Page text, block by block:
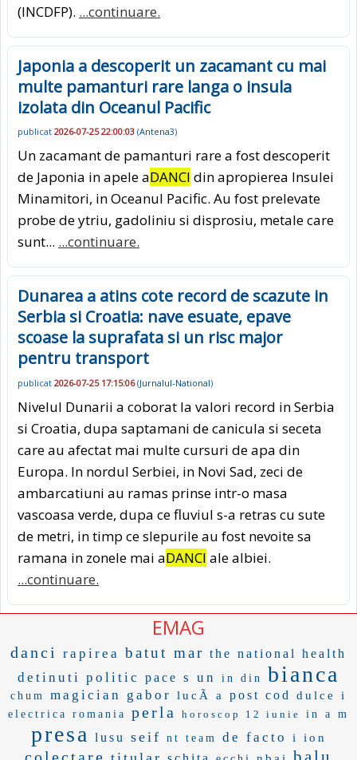
(INCDFP). ...continuare.
Japonia a descoperit un zacamant cu mai
multe pamanturi rare langa o insula
izolata din Oceanul Pacific
publicat 2026-07-25 22:00:03 (Antena3)
Un zacamant de pamanturi rare a fost descoperit
de Japonia in apele aDANCI din apropierea Insulei
Minamitori, in Oceanul Pacific. Au fost prelevate
probe de ytriu, gadoliniu si disprosiu, metale care
sunt... ...continuare.
Dunarea a atins cote record de scazute in
Serbia si Croatia: nave esuate, epave
scoase la suprafata si un risc major
pentru transport
publicat 2026-07-25 17:15:06(Jurnalul-National)
Nivelul Dunarii a coborat la valori record in Serbia
si Croatia, dupa saptamani de canicula si seceta
care au afectat mai multe cursuri de apa din
Europa. In nordul Serbiei, in Novi Sad, zeci de
ambarcatiuni au ramas prinse intr-o masa
vascoasa verde, dupa ce fluviul s-a retras cu sute
de metri, in timp ce slepurile au fost nevoite sa
ramana in zonele mai aDANCI ale albiei.
...continuare.
EMAG
danci rapirea batut mar the national health
detinuti politic pace s un in din bianca
chum magician gabor lucÃ a post cod dulce i
electrica romania perla horoscop 12 iunie in a m
presa lusu seif nt team de facto i ion